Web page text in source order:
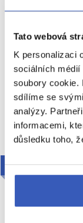
Tato webová
K personalizaci
sociálních
soubory cookie.
sdílíme se
analýzy.
informacemi,
důsledku toho,
25. 9. – 4.
56 990 Kč
Cena za 1 osobu
2026